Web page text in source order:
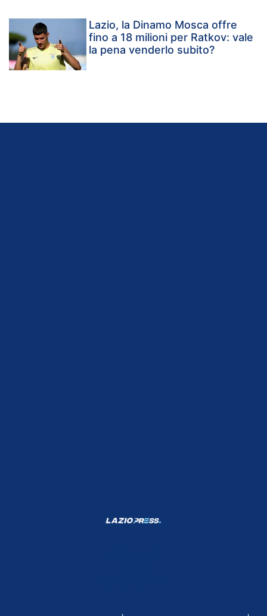
Lazio, la Dinamo Mosca offre
fino a 18 milioni per Ratkov: vale
la pena venderlo subito?